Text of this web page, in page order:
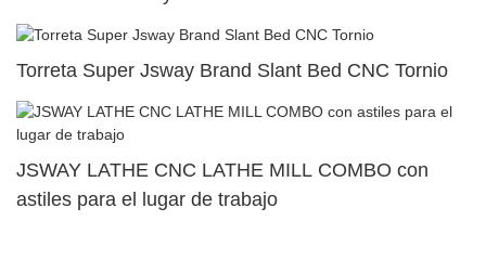
Torreta Super Jsway Brand Slant Bed CNC Tornio
JSWAY LATHE CNC LATHE MILL COMBO con
astiles para el lugar de trabajo